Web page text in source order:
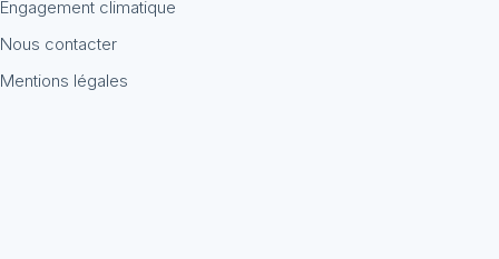
Engagement climatique
Nous contacter
Mentions légales